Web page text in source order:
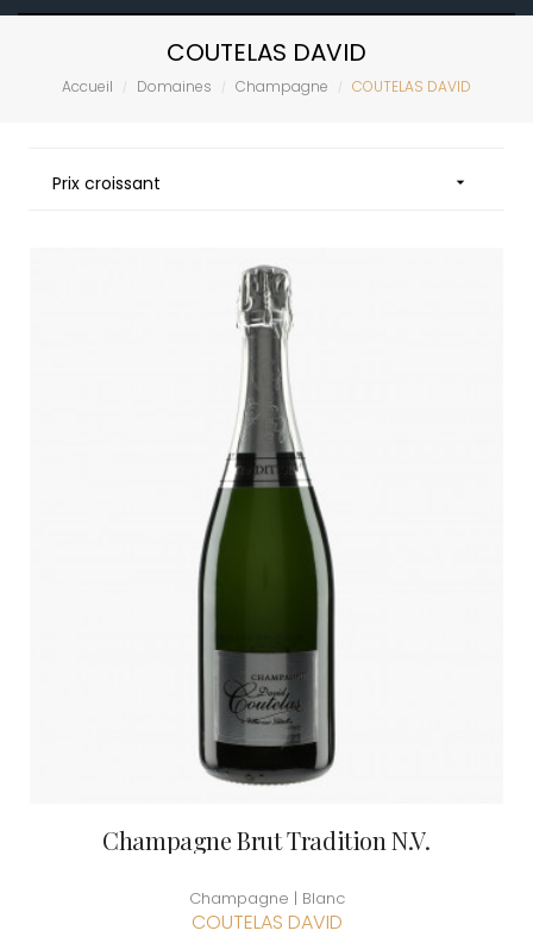
COUTELAS DAVID
Accueil Domaines Champagne COUTELAS DAVID
Prix croissant 
Champagne Brut Tradition N.V.
Champagne | Blanc
COUTELAS DAVID